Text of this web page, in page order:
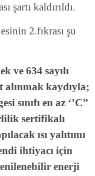
şartı kaldırıldı.
2.fıkrası şu
ve 634 sayılı
kaydıyla;
en az ‘’C’’
sertifikalı
ısı yalıtımı
ihtiyacı için
enerji